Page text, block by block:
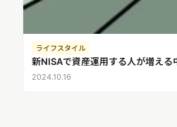
ライフスタイル
新NISAで資産運用する人が増え
2024.10.16